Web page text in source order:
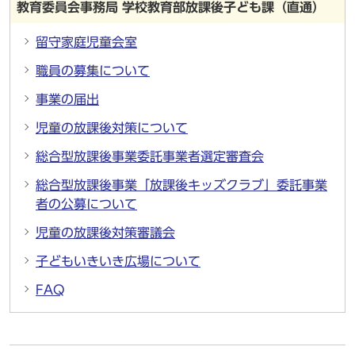
教育委員会事務局 学校教育部放課後子ども課（直通）
留守家庭児童会室
職員の募集について
事業の届出
児童の放課後対策について
総合型放課後事業委託事業者選定審査会
総合型放課後事業「放課後キッズクラブ」委託事業
者の公募について
児童の放課後対策審議会
子どもいきいき広場について
FAQ